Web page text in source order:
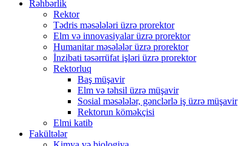
Rəhbərlik
Rektor
Tədris məsələləri üzrə prorektor
Elm və innovasiyalar üzrə prorektor
Humanitar məsələlər üzrə prorektor
İnzibati təsərrüfat işləri üzrə prorektor
Rektorluq
Baş müşavir
Elm və təhsil üzrə müşavir
Sosial məsələlər, gənclərlə iş üzrə müşavir
Rektorun köməkçisi
Elmi katib
Fakültələr